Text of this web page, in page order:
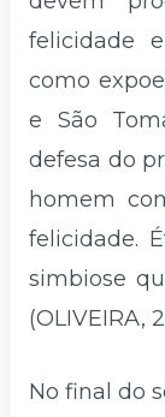
felicidade
como
e São
defesa do
homem
felicidade.
simbiose
(OLIVEIRA,
No final do